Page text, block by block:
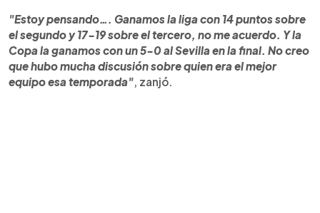
"Estoy pensando…. Ganamos la liga con 14 puntos sobre
el segundo y 17-19 sobre el tercero, no me acuerdo. Y la
Copa la ganamos con un 5-0 al Sevilla en la final. No creo
que hubo mucha discusión sobre quien era el mejor
equipo esa temporada", zanjó.